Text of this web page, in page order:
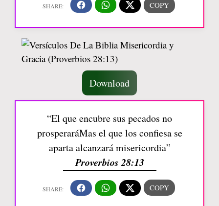
Download
“El que encubre sus pecados no
prosperaráMas el que los confiesa se
aparta alcanzará misericordia”
Proverbios 28:13